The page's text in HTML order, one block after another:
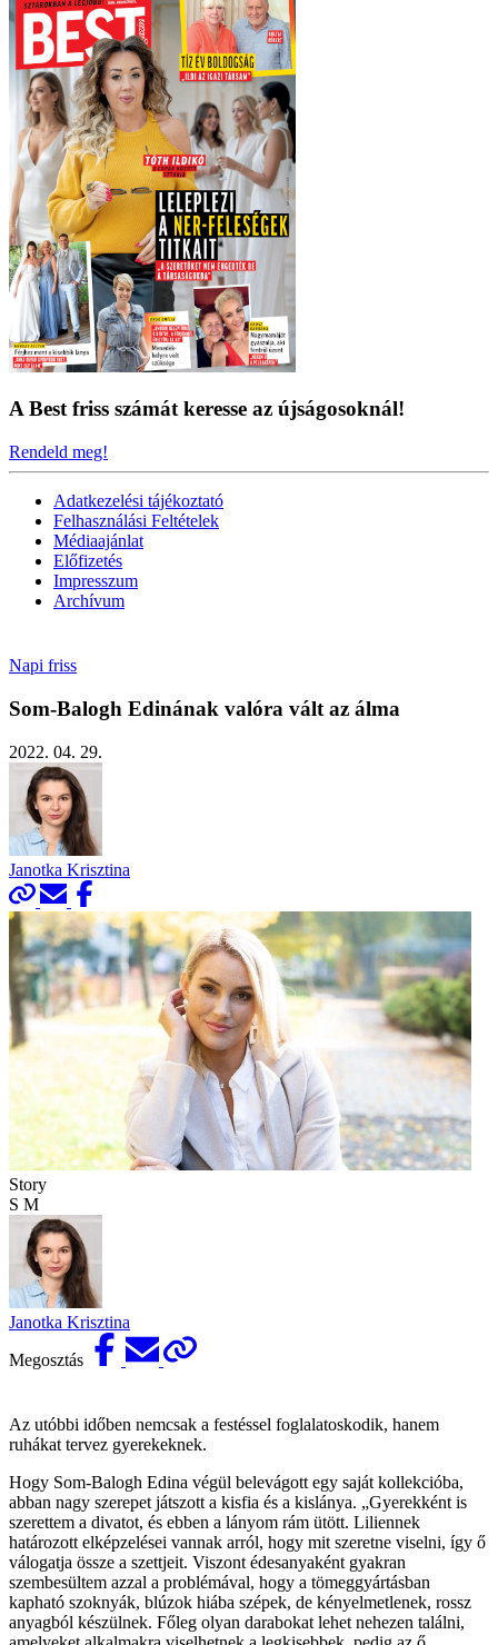
A Best friss számát keresse az újságosoknál!
Rendeld meg!
Adatkezelési tájékoztató
Felhasználási Feltételek
Médiaajánlat
Előfizetés
Impresszum
Archívum
Napi friss
Som-Balogh Edinának valóra vált az álma
2022. 04. 29.
Janotka Krisztina
Story
S M
Janotka Krisztina
Megosztás
Az utóbbi időben nemcsak a festéssel foglalatoskodik, hanem
ruhákat tervez gyerekeknek.
Hogy Som-Balogh Edina végül belevágott egy saját kollekcióba,
abban nagy szerepet játszott a kisfia és a kislánya. „Gyerekként is
szerettem a divatot, és ebben a lányom rám ütött. Liliennek
határozott elképzelései vannak arról, hogy mit szeretne viselni, így ő
válogatja össze a szettjeit. Viszont édesanyaként gyakran
szembesültem azzal a problémával, hogy a tömeggyártásban
kapható szoknyák, blúzok hiába szépek, de kényelmetlenek, rossz
anyagból készülnek. Főleg olyan darabokat lehet nehezen találni,